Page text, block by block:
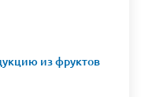
из фруктов